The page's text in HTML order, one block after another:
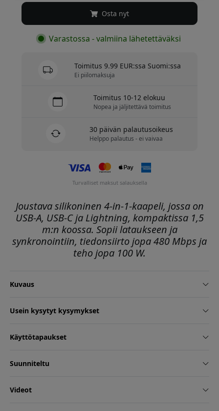
Osta nyt
Varastossa - valmiina lähetettäväksi
Toimitus 9.99 EUR:ssa Suomi:ssa
Ei piilomaksuja
Toimitus 10-12 elokuu
Nopea ja jäljitettävä toimitus
30 päivän palautusoikeus
Helppo palautus - ei vaivaa
Turvalliset maksut salauksella
Joustava silikoninen 4-in-1-kaapeli, jossa on
USB-A, USB-C ja Lightning, kompaktissa 1,5
m:n koossa. Sopii lataukseen ja
synkronointiin, tiedonsiirto jopa 480 Mbps ja
teho jopa 100 W.
Kuvaus
Usein kysytyt kysymykset
Käyttötapaukset
Suunniteltu
Videot